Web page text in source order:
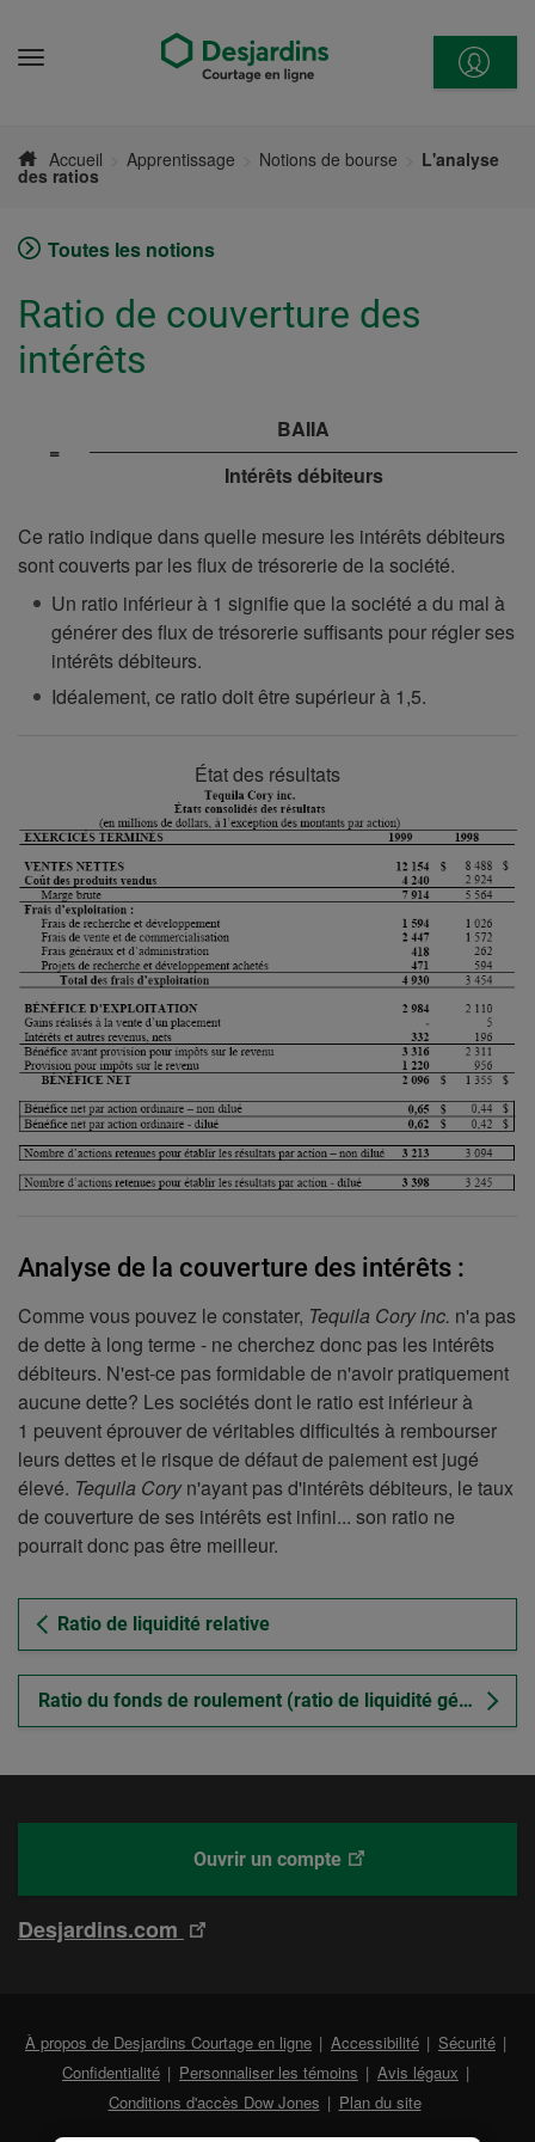
au Menu
Accueil Apprentissage Notions de bourse L'analyse
des ratios
Toutes les notions
Ratio de couverture des
intérêts
=
BAIIA
Intérêts débiteurs
Ratio
de
couverture
intérêts
BAIIA
Ce ratio indique dans quelle mesure les intérêts débiteurs
sont couverts par les flux de trésorerie de la société.
Un ratio inférieur à 1 signifie que la société a du mal à
générer des flux de trésorerie suffisants pour régler ses
intérêts débiteurs.
Idéalement, ce ratio doit être supérieur à 1,5.
État des résultats
Analyse de la couverture des intérêts :
Comme vous pouvez le constater, Tequila Cory inc. n'a pas
de dette à long terme - ne cherchez donc pas les intérêts
débiteurs. N'est-ce pas formidable de n'avoir pratiquement
aucune dette? Les sociétés dont le ratio est inférieur à
1 peuvent éprouver de véritables difficultés à rembourser
leurs dettes et le risque de défaut de paiement est jugé
élevé. Tequila Coryn'ayant pas d'intérêts débiteurs, le taux
de couverture de ses intérêts est infini... son ratio ne
pourrait donc pas être meilleur.
Ratio de liquidité relative
Ratio du fonds de roulement (ratio de liquidité générale)
Ce
dans
Ouvrir un compteDesjardins
Ce
un
nouvel
Desjardins.com
À propos de Desjardins Courtage en ligne Accessibilité SécuritéLien
ConfidentialitéLien
externe
au
Personnaliser les témoins
Avis légaux
Conditions d'accès Dow Jones
Plan du site